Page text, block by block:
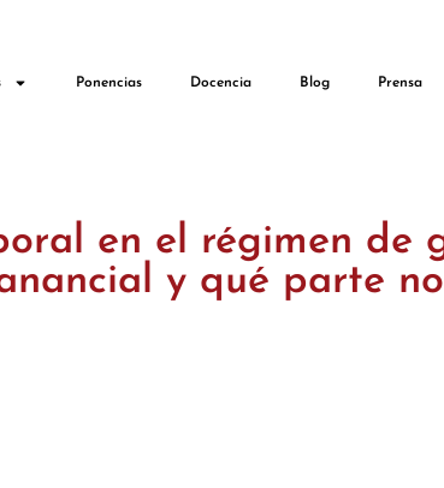
Ponencias Docencia Blog Prensa
en el régimen de
y qué parte